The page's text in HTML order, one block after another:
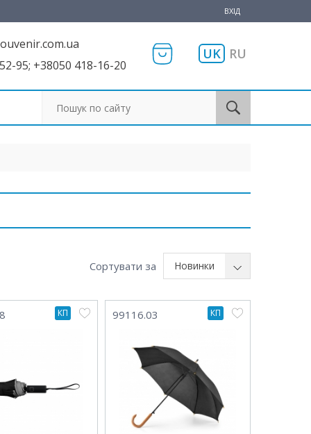
ВХІД
UK RU
95; +38050 418-16-20
Сортувати за Новинки
КП 99116.03 КП